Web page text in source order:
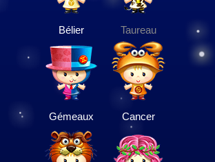
Bélier Taureau
Gémeaux Cancer